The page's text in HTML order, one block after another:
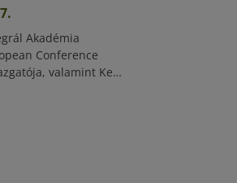
Akadémia
Conference
valamint Ken
oktat és vezet